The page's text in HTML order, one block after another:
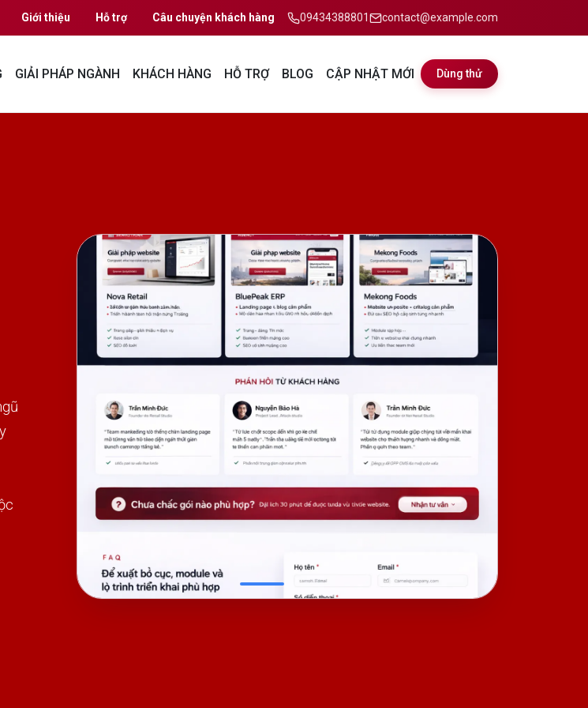
Giới thiệu Hỗ trợ Câu chuyện khách hàng 09434388801 contact@example.com
GIẢI PHÁP NGÀNH KHÁCH HÀNG HỖ TRỢ BLOG CẬP NHẬT MỚI Dùng thử